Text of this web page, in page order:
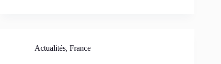
Actualités, France